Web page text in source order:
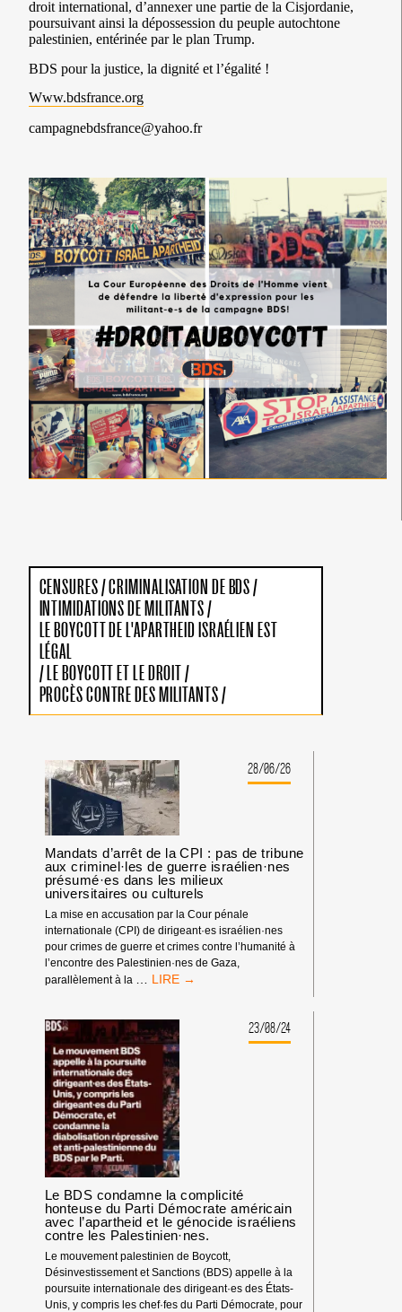
droit international, d’annexer une partie de la Cisjordanie,
poursuivant ainsi la dépossession du peuple autochtone
palestinien, entérinée par le plan Trump.
BDS pour la justice, la dignité et l’égalité !
Www.bdsfrance.org
campagnebdsfrance@yahoo.fr
CENSURES/CRIMINALISATION DE BDS/
INTIMIDATIONS DE MILITANTS/
LE BOYCOTT DE L'APARTHEID ISRAÉLIEN EST
LÉGAL
/ LE BOYCOTT ET LE DROIT
/
PROCÈS CONTRE DES MILITANTS/
28/06/26
Mandats d’arrêt de la CPI : pas de tribune
aux criminel·les de guerre israélien·nes
présumé·es dans les milieux
universitaires ou culturels
La mise en accusation par la Cour pénale
internationale (CPI) de dirigeant·es israélien·nes
pour crimes de guerre et crimes contre l’humanité à
l’encontre des Palestinien·nes de Gaza,
parallèlement à la
MANDATS
CPI
:
PAS
DE
TRIBUNE
AUX
CRIMINEL·LES
DE
GUERRE
ISRAÉLIEN·NES
PRÉSUMÉ·ES
DANS
LES
MILIEUX
UNIVERSITAIRES
OU
CULTURELS
23/08/24
Le BDS condamne la complicité
honteuse du Parti Démocrate américain
avec l’apartheid et le génocide israéliens
contre les Palestinien·nes.
Le mouvement palestinien de Boycott,
Désinvestissement et Sanctions (BDS) appelle à la
poursuite internationale des dirigeant·es des États-
Unis, y compris les chef·fes du Parti Démocrate, pour